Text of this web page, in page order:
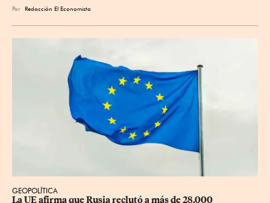
Por Redacción El Economista
GEOPOLÍTICA
La UE afirma que Rusia reclutó a más de 28,000